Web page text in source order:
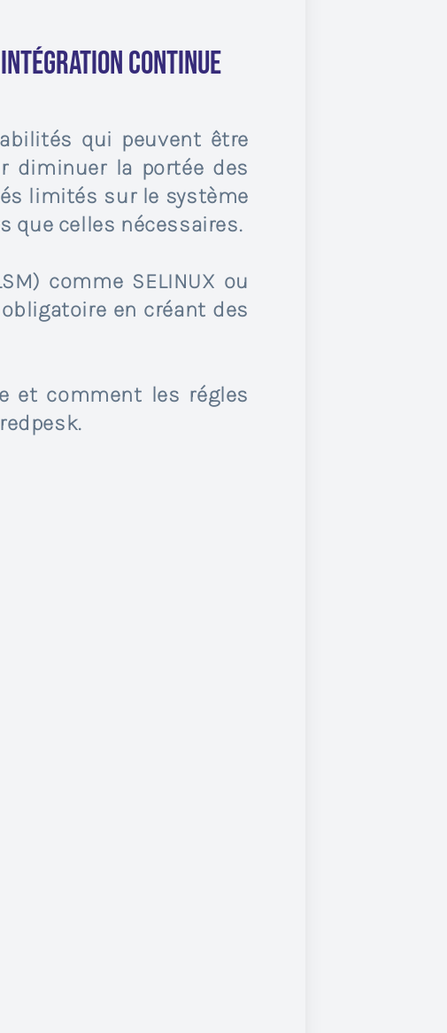
intégration continue
qui peuvent être
diminuer la portée des
limités sur le système
que celles nécessaires.
comme SELINUX ou
en créant des
et comment les régles